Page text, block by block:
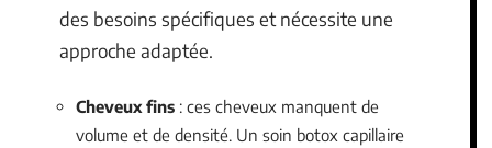
des besoins spécifiques et nécessite une
approche adaptée.
Cheveux fins : ces cheveux manquent de
volume et de densité. Un soin botox capillaire